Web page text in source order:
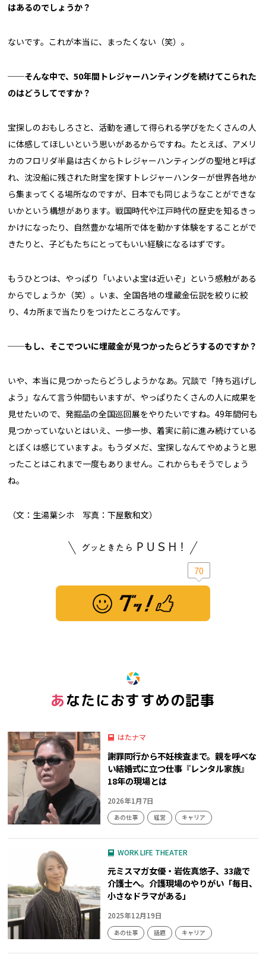
はあるのでしょうか？
ないです。これが本当に、まったくない（笑）。
──そんな中で、50年間トレジャーハンティングを続けてこられた
のはどうしてですか？
宝探しのおもしろさと、活動を通して得られる学びをたくさんの人
に体感してほしいという思いがあるからですね。たとえば、アメリ
カのフロリダ半島は古くからトレジャーハンティングの聖地と呼ば
れ、沈没船に残された財宝を探すトレジャーハンターが世界各地か
ら集まってくる場所なのですが、日本でも同じようなことができな
いかという構想があります。戦国時代や江戸時代の歴史を知るきっ
かけになったり、自然豊かな場所で体を動かす体験をすることがで
きたりと、子どもたちにとってもいい経験になるはずです。
もうひとつは、やっぱり「いよいよ宝は近いぞ」という感触がある
からでしょうか（笑）。いま、全国各地の埋蔵金伝説を絞りに絞
り、4カ所まで当たりをつけたところなんです。
──もし、そこでついに埋蔵金が見つかったらどうするのですか？
いや、本当に見つかったらどうしようかなあ。冗談で「持ち逃げし
よう」なんて言う仲間もいますが、やっぱりたくさんの人に成果を
見せたいので、発掘品の全国巡回展をやりたいですね。49年間何も
見つかっていないとはいえ、一歩一歩、着実に前に進み続けている
とぼくは感じていますよ。もうダメだ、宝探しなんてやめようと思
ったことはこれまで一度もありません。これからもそうでしょう
ね。
（文：生湯葉シホ 写真：下屋敷和文）
70
あなたにおすすめの記事
はたナマ
謝罪同行から不妊検査まで。親を呼べな
い結婚式に立つ仕事『レンタル家族』
18年の現場とは
2026年1月7日
あの仕事 経営 キャリア
WORK LIFE THEATER
元ミスマガ女優・岩佐真悠子、33歳で
介護士へ。介護現場のやりがい「毎日、
小さなドラマがある」
2025年12月19日
あの仕事 話題 キャリア